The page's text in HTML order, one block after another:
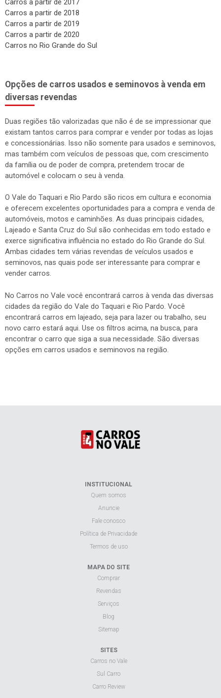
Carros a partir de 2017
Carros a partir de 2018
Carros a partir de 2019
Carros a partir de 2020
Carros no Rio Grande do Sul
Opções de carros usados e seminovos à venda em
diversas revendas
Duas regiões tão valorizadas que não é de se impressionar que
existam tantos carros para comprar e vender por todas as lojas
e concessionárias. Isso não somente para usados e seminovos,
mas também com veículos de pessoas que, com crescimento
da família ou de poder de compra, pretendem trocar de
automóvel e colocam o seu à venda.
O Vale do Taquari e Rio Pardo são ricos em cultura e economia
e oferecem excelentes oportunidades para a compra e venda de
automóveis, motos e caminhões. As duas principais cidades,
Lajeado e Santa Cruz do Sul são conhecidas em todo estado e
exerce significativa influência no estado do Rio Grande do Sul.
Ambas cidades tem várias revendas de veículos usados e
seminovos, nas quais pode ser interessante para comprar e
vender carros.
No Carros no Vale você encontrará carros à venda das diversas
cidades da região do Vale do Taquari e Rio Pardo. Você
encontrará carros em lajeado, seja para lazer ou trabalho, seu
novo carro estará aqui. Use os filtros acima, na busca, para
encontrar o carro que siga a sua necessidade. São diversas
opções em carros usados e seminovos na região.
INSTITUCIONAL
Quem somos
Anuncie
Fale conosco
Política de Privacidade
Termos de uso
MAPA DO SITE
Comprar
Revendas
Serviços
Blog
Sitemap
SITES
Carros no Vale
Sul Carro
Carro Review